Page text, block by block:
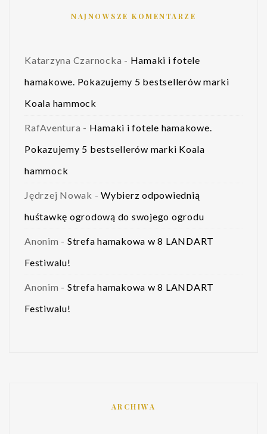
NAJNOWSZE KOMENTARZE
Katarzyna Czarnocka - Hamaki i fotele
hamakowe. Pokazujemy 5 bestsellerów marki
Koala hammock
RafAventura - Hamaki i fotele hamakowe.
Pokazujemy 5 bestsellerów marki Koala
hammock
Jędrzej Nowak - Wybierz odpowiednią
huśtawkę ogrodową do swojego ogrodu
Anonim - Strefa hamakowa w 8 LANDART
Festiwalu!
Anonim - Strefa hamakowa w 8 LANDART
Festiwalu!
ARCHIWA